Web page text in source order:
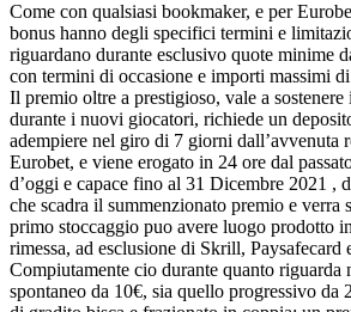
Come con qualsiasi bookmaker, e per
bonus hanno degli specifici termini e
riguardano durante esclusivo quote minime
con termini di occasione e importi massimi di
Il premio oltre a prestigioso, vale a
durante i nuovi giocatori, richiede un
adempiere nel giro di 7 giorni dall’avvenuta
Eurobet, e viene erogato in 24 ore dal
d’oggi e capace fino al 31 Dicembre 2021 ,
che scadra il summenzionato premio e verra
primo stoccaggio puo avere luogo prodotto
rimessa, ad esclusione di Skrill, Paysafecard
Compiutamente cio durante quanto
spontaneo da 10€, sia quello progressivo